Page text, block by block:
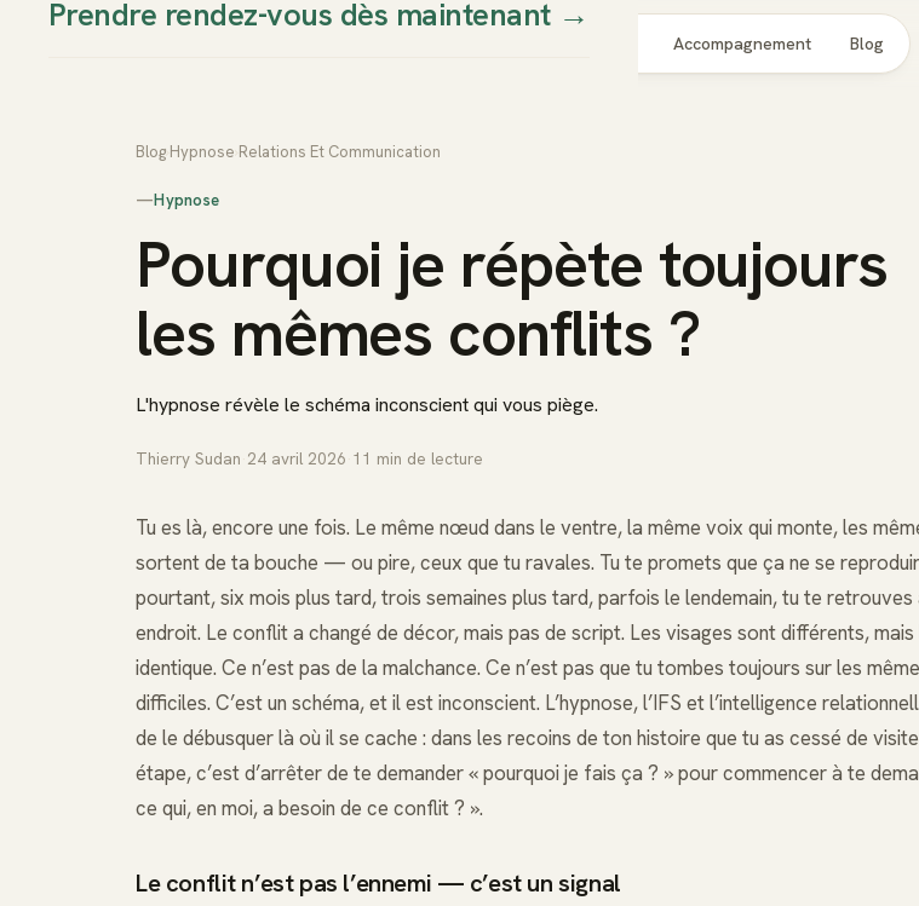
Accompagnement Blog
Prendre rendez-vous dès maintenant→
Blog Hypnose Relations Et Communication
—Hypnose
Pourquoi je répète toujours
les mêmes conflits ?
L'hypnose révèle le schéma inconscient qui vous piège.
Thierry Sudan 24 avril 2026 11 min de lecture
Tu es là, encore une fois. Le même nœud dans le ventre, la même voix qui monte, les
sortent de ta bouche — ou pire, ceux que tu ravales. Tu te promets que ça ne se
pourtant, six mois plus tard, trois semaines plus tard, parfois le lendemain, tu te retrouves
endroit. Le conflit a changé de décor, mais pas de script. Les visages sont différents,
identique. Ce n’est pas de la malchance. Ce n’est pas que tu tombes toujours sur les
difficiles. C’est un schéma, et il est inconscient. L’hypnose, l’IFS et l’intelligence
de le débusquer là où il se cache : dans les recoins de ton histoire que tu as cessé de
étape, c’est d’arrêter de te demander « pourquoi je fais ça ? » pour commencer à te
ce qui, en moi, a besoin de ce conflit ? ».
Le conflit n’est pas l’ennemi — c’est un signal